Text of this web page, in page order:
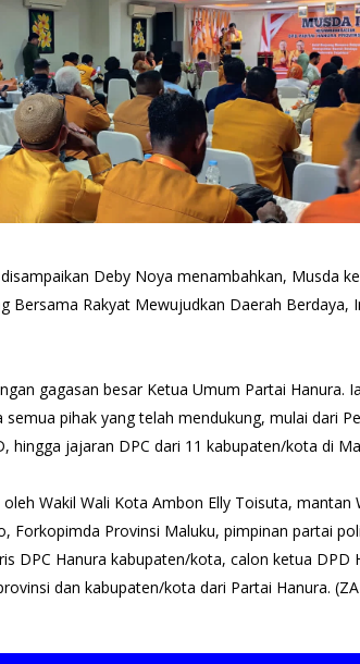
Deby Noya menambahkan, Musda
Bersama Rakyat Mewujudkan Daerah Berdaya,
gagasan besar Ketua Umum Partai Hanura.
pihak yang telah mendukung, mulai dari
hingga jajaran DPC dari 11 kabupaten/kota di
Wakil Wali Kota Ambon Elly Toisuta, mantan
Forkopimda Provinsi Maluku, pimpinan partai
DPC Hanura kabupaten/kota, calon ketua DPD
dan kabupaten/kota dari Partai Hanura.